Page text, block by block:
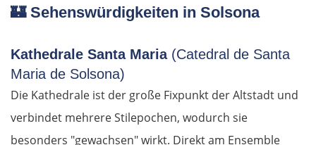
🏰 Sehenswürdigkeiten in Solsona
Kathedrale Santa Maria (Catedral de Santa
Maria de Solsona)
Die Kathedrale ist der große Fixpunkt der Altstadt und
verbindet mehrere Stilepochen, wodurch sie
besonders "gewachsen" wirkt. Direkt am Ensemble